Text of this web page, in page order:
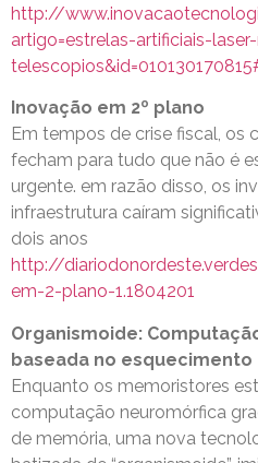
http://
artigo=estrelas-artificiais-
Inovação em 2º plano
Em tempos de crise fiscal, os
fecham para tudo que não é
urgente. em razão disso, os
infraestrutura caíram
dois anos
http://
em-2-plano-1.1804201
Organismoide:
baseada no esquecimento
Enquanto os memoristores
computação neuromórfica
de memória, uma nova